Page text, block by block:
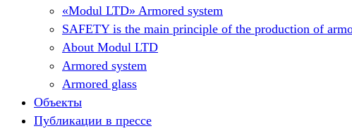
«Modul LTD» Armored system
SAFETY is the main principle of the production of
About Modul LTD
Armored system
Armored glass
Объекты
Публикации в прессе